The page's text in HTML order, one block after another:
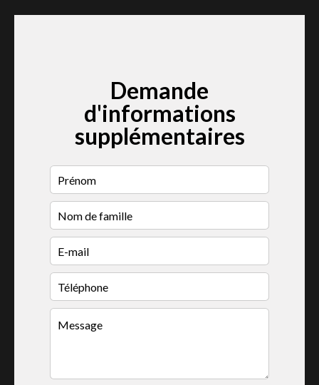
Demande
d'informations
supplémentaires